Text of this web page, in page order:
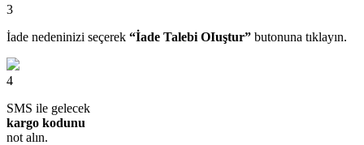
3
İade nedeninizi seçerek “İade Talebi OIuştur” butonuna tıklayın.
4
SMS ile gelecek
kargo kodunu
not alın.